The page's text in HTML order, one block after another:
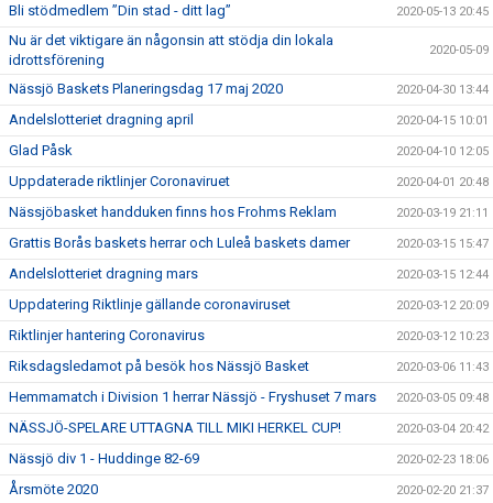
Bli stödmedlem ”Din stad - ditt lag” 2020-05-13 20:45
Nu är det viktigare än någonsin att stödja din lokala
idrottsförening
2020-05-09
Nässjö Baskets Planeringsdag 17 maj 2020 2020-04-30 13:44
Andelslotteriet dragning april 2020-04-15 10:01
Glad Påsk 2020-04-10 12:05
Uppdaterade riktlinjer Coronaviruet 2020-04-01 20:48
Nässjöbasket handduken finns hos Frohms Reklam 2020-03-19 21:11
Grattis Borås baskets herrar och Luleå baskets damer 2020-03-15 15:47
Andelslotteriet dragning mars 2020-03-15 12:44
Uppdatering Riktlinje gällande coronaviruset 2020-03-12 20:09
Riktlinjer hantering Coronavirus 2020-03-12 10:23
Riksdagsledamot på besök hos Nässjö Basket 2020-03-06 11:43
Hemmamatch i Division 1 herrar Nässjö - Fryshuset 7 mars 2020-03-05 09:48
NÄSSJÖ-SPELARE UTTAGNA TILL MIKI HERKEL CUP! 2020-03-04 20:42
Nässjö div 1 - Huddinge 82-69 2020-02-23 18:06
Årsmöte 2020 2020-02-20 21:37